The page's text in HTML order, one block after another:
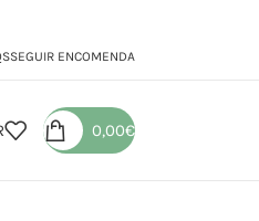
SEGUIR ENCOMENDA
0,00€